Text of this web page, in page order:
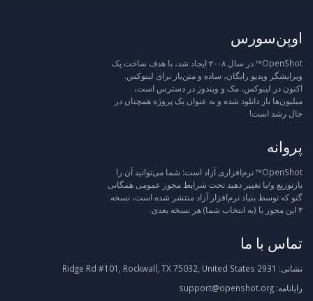
اوپن‌سورس
OpenShot™ در سال ۲۰۰۸ ایجاد شد، با هدف ساخت یک
ویرایشگر ویدیو رایگان، ساده و متن‌باز برای لینوکس.
اکنون در لینوکس، مک و ویندوز در دسترس است،
میلیون‌ها بار دانلود شده و به عنوان یک پروژه همچنان در
حال رشد است!
پروانه
OpenShot™ نرم‌افزاری آزاد است: شما می‌توانید آن را
بازتوزیع و/یا تغییر دهید تحت شرایط مجوز عمومی همگانی
گنو که توسط بنیاد نرم‌افزار آزاد منتشر شده است، نسخه
۳ این مجوز یا (به انتخاب شما) هر نسخه بعدی.
تماس با ما
نشانی:
رایانامه: support@openshot.org